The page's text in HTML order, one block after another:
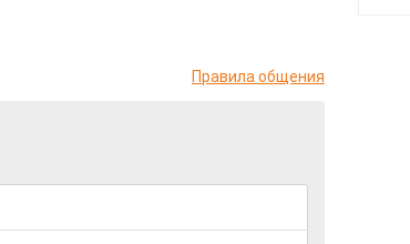
Правила общения